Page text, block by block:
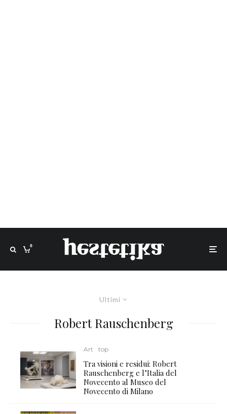
0
Ultimi
Robert Rauschenberg
Art top
Tra visioni e residui: Robert
Rauschenberg e l’Italia del
Novecento al Museo del
Novecento di Milano